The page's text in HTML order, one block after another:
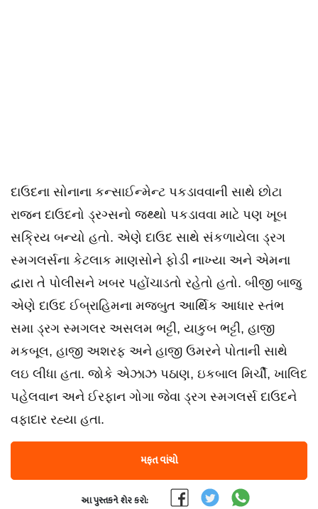
દાઉદના સોનાના કન્સાઈન્મેન્ટ પકડાવવાની સાથે છોટા
રાજન દાઉદનો ડ્રગ્સનો જથ્થો પકડાવવા માટે પણ ખૂબ
સક્રિય બન્યો હતો. એણે દાઉદ સાથે સંકળાયેલા ડ્રગ
સ્મગલર્સના કેટલાક માણસોને ફોડી નાખ્યા અને એમના
દ્વારા તે પોલીસને ખબર પહોંચાડતો રહેતો હતો. બીજી બાજુ
એણે દાઉદ ઈબ્રાહિમના મજબુત આર્થિક આધાર સ્તંભ
સમા ડ્રગ સ્મગલર અસલમ ભટ્ટી, યાકુબ ભટ્ટી, હાજી
મકબૂલ, હાજી અશરફ અને હાજી ઉમરને પોતાની સાથે
લઇ લીધા હતા. જોકે એઝાઝ પઠાણ, ઇકબાલ મિર્ચી, ખાલિદ
પહેલવાન અને ઈરફાન ગોગા જેવા ડ્રગ સ્મગલર્સ દાઉદને
વફાદાર રહ્યા હતા.
મફત વાંચો
આ પુસ્તકને શેર કરો: